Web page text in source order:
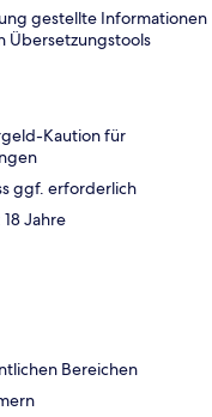
gestellte Informationen
Übersetzungstools
Kaution für
ggf. erforderlich
Jahre
Bereichen